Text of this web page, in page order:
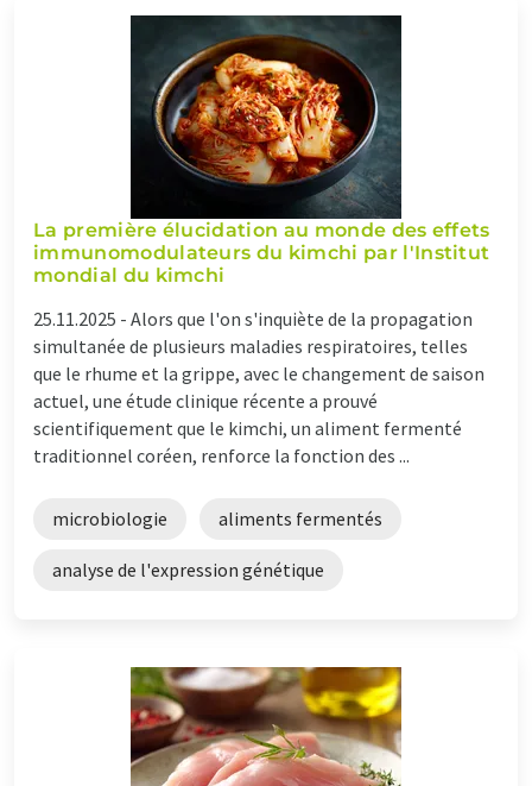
La première élucidation au monde des effets
immunomodulateurs du kimchi par l'Institut
mondial du kimchi
25.11.2025 - Alors que l'on s'inquiète de la propagation
simultanée de plusieurs maladies respiratoires, telles
que le rhume et la grippe, avec le changement de saison
actuel, une étude clinique récente a prouvé
scientifiquement que le kimchi, un aliment fermenté
traditionnel coréen, renforce la fonction des ...
microbiologie aliments fermentés
analyse de l'expression génétique